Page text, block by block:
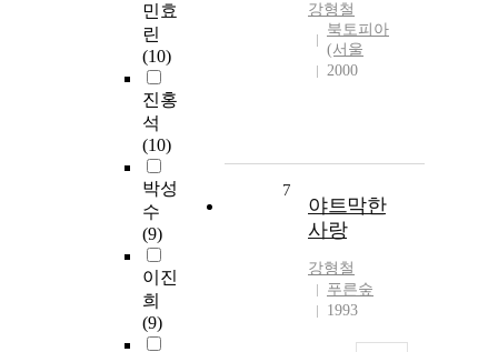
민효
린
(10)
진홍
석
(10)
박성
수
(9)
이진
희
(9)
강형철
북토피아
(서울
2000
7
야트막한
사랑
강형철
푸른숲
1993